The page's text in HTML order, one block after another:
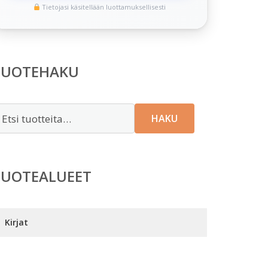
Tietojasi käsitellään luottamuksellisesti
HAKU
Kirjat